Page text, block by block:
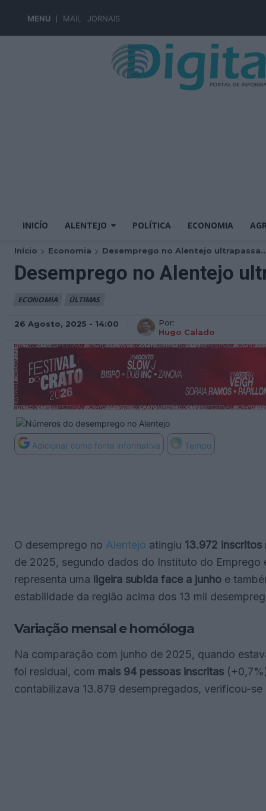
MENU MAIL JORNAIS
INICÍO ALENTEJO POLÍTICA ECONOMIA
Início Economia Desemprego no Alentejo
Desemprego no Alentejo
ECONOMIA ÚLTIMAS
26 Agosto, 2025 - 14:00
Por:
Hugo Calado
Adicionar como fonte informativa Tempo
O desemprego no Alentejo atingiu 13.972 inscritos
de 2025, segundo dados do Instituto do Emprego
representa uma ligeira subida face a junho e
estabilidade da região acima dos 13 mil
Variação mensal e homóloga
Na comparação com junho de 2025, quando
foi residual, com mais 94 pessoas inscritas
contabilizava 13.879 desempregados, verificou-se